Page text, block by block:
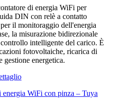
di energia WiFi per
DIN con relè a contatto
il monitoraggio dell'energia
la misurazione bidirezionale
intelligente del carico. È
fotovoltaiche, ricarica di
gestione energetica.